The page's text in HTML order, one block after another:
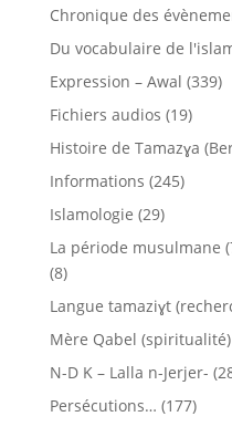
Chronique des
Du vocabulaire de
Expression – Awal (339)
Fichiers audios (19)
Histoire de Tamazɣa
Informations (245)
Islamologie (29)
La période musulmane
(8)
Langue tamaziɣt
Mère Qabel (spiritualité)
N-D K – Lalla n-Jerjer-
Persécutions… (177)